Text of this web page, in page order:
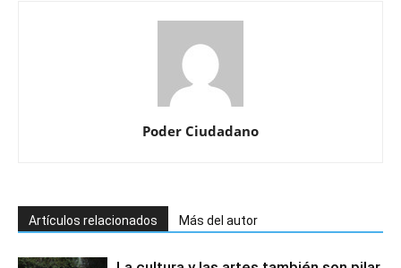
Poder Ciudadano
Artículos relacionados Más del autor